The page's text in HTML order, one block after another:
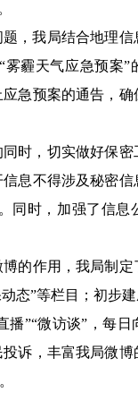
，我局结合地理
霾天气应急预案”
急预案的通告，
时，切实做好保
息不得涉及秘密信
同时，加强了信息
的作用，我局制定
态”等栏目；初步
播”“微访谈”，每
诉，丰富我局微博